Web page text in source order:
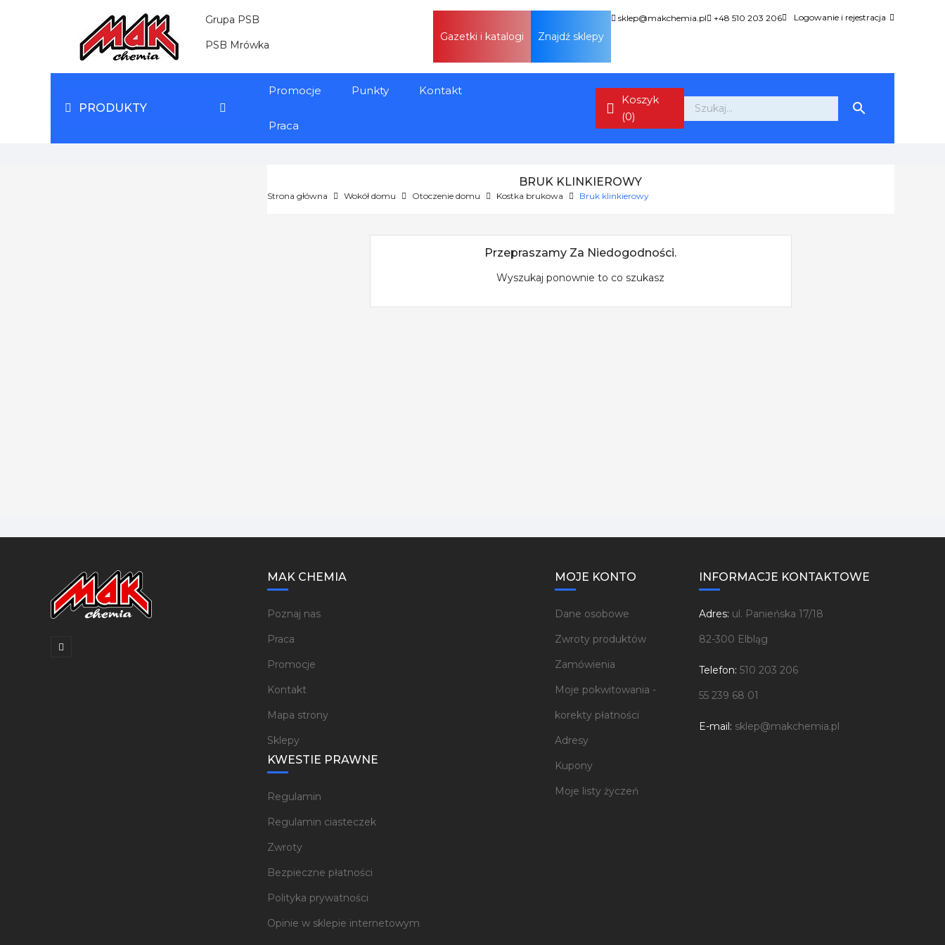
Grupa PSB
PSB Mrówka
Gazetki i katalogi Znajdź sklepy
sklep@makchemia.pl +48 510 203 206 Logowanie i rejestracja
PRODUKTY
Promocje Punkty Kontakt
Praca
Koszyk
(0)

BRUK KLINKIEROWY
Strona główna Wokół domu Otoczenie domu Kostka brukowa Bruk klinkierowy
Przepraszamy Za Niedogodności.
Wyszukaj ponownie to co szukasz
MAK CHEMIA
Poznaj nas
Praca
Promocje
Kontakt
Mapa strony
Sklepy
KWESTIE PRAWNE
Regulamin
Regulamin ciasteczek
Zwroty
Bezpieczne płatności
Polityka prywatności
Opinie w sklepie internetowym
MOJE KONTO
Dane osobowe
Zwroty produktów
Zamówienia
Moje pokwitowania -
korekty płatności
Adresy
Kupony
Moje listy życzeń
INFORMACJE KONTAKTOWE
Adres: ul. Panieńska 17/18
82-300 Elbląg
Telefon: 510 203 206
55 239 68 01
E-mail: sklep@makchemia.pl